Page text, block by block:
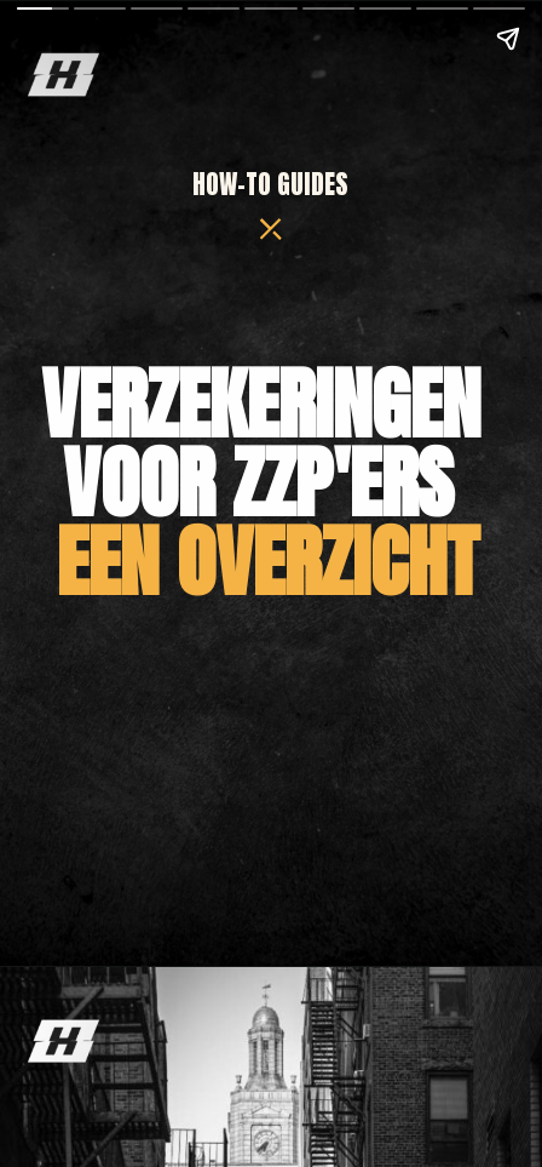
HOW-TO GUIDES
VERZEKERINGEN
VOOR ZZP'ERS
EEN OVERZICHT